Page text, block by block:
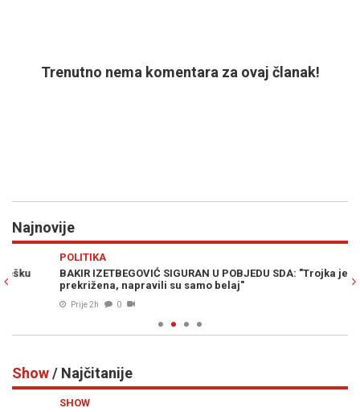
Trenutno nema komentara za ovaj članak!
Najnovije
BAKIR IZETBEGOVIĆ SIGURAN U POBJEDU SDA: "Trojka je
prekrižena, napravili su samo belaj"
0
Show/ Najčitanije